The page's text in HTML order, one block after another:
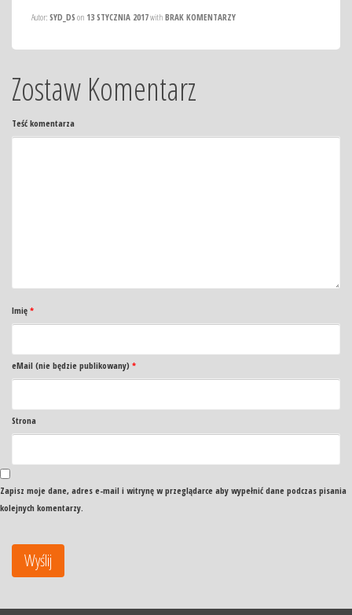
Autor: SYD_DS on 13 STYCZNIA 2017with BRAK KOMENTARZY
Zostaw Komentarz
Teść komentarza
Imię *
eMail (nie będzie publikowany) *
Strona
Zapisz moje dane, adres e-mail i witrynę w przeglądarce aby wypełnić dane podczas pisania
kolejnych komentarzy.